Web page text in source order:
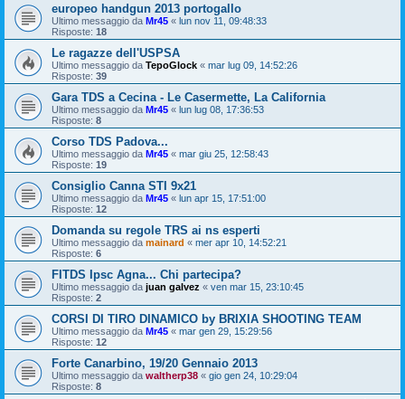
europeo handgun 2013 portogallo
Ultimo messaggio da Mr45 « lun nov 11, 09:48:33
Risposte: 18
Le ragazze dell'USPSA
Ultimo messaggio da TepoGlock « mar lug 09, 14:52:26
Risposte: 39
Gara TDS a Cecina - Le Casermette, La California
Ultimo messaggio da Mr45 « lun lug 08, 17:36:53
Risposte: 8
Corso TDS Padova...
Ultimo messaggio da Mr45 « mar giu 25, 12:58:43
Risposte: 19
Consiglio Canna STI 9x21
Ultimo messaggio da Mr45 « lun apr 15, 17:51:00
Risposte: 12
Domanda su regole TRS ai ns esperti
Ultimo messaggio da mainard « mer apr 10, 14:52:21
Risposte: 6
FITDS Ipsc Agna... Chi partecipa?
Ultimo messaggio da juan galvez « ven mar 15, 23:10:45
Risposte: 2
CORSI DI TIRO DINAMICO by BRIXIA SHOOTING TEAM
Ultimo messaggio da Mr45 « mar gen 29, 15:29:56
Risposte: 12
Forte Canarbino, 19/20 Gennaio 2013
Ultimo messaggio da waltherp38 « gio gen 24, 10:29:04
Risposte: 8